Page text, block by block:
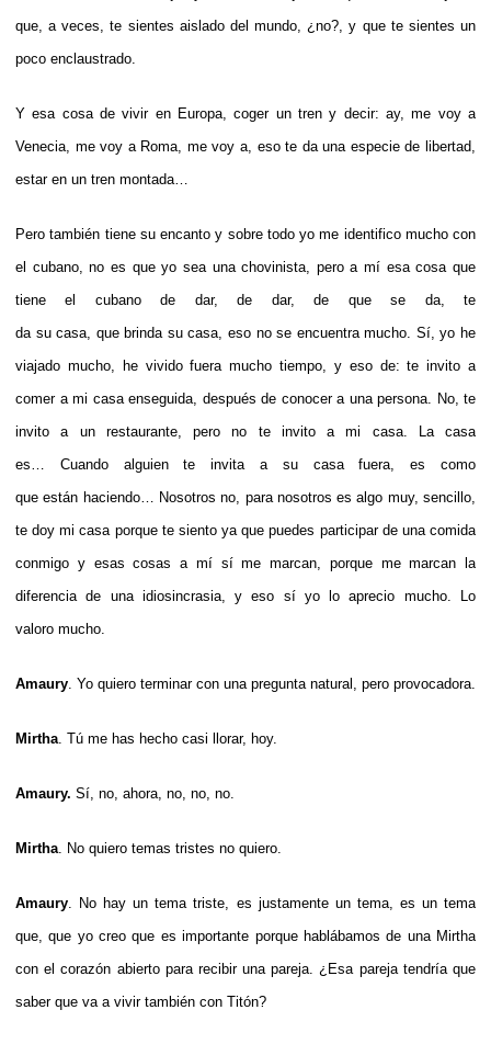
que, a veces, te sientes aislado del mundo, ¿no?, y que te sientes un
poco enclaustrado.
Y esa cosa de vivir en Europa, coger un tren y decir: ay, me voy a
Venecia, me voy a Roma, me voy a, eso te da una especie de libertad,
estar en un tren montada…
Pero también tiene su encanto y sobre todo yo me identifico mucho con
el cubano, no es que yo sea una chovinista, pero a mí esa cosa que
tiene el cubano de dar, de dar, de que se da, te
da su casa, que brinda su casa, eso no se encuentra mucho. Sí, yo he
viajado mucho, he vivido fuera mucho tiempo, y eso de: te invito a
comer a mi casa enseguida, después de conocer a una persona. No, te
invito a un restaurante, pero no te invito a mi casa. La casa
es… Cuando alguien te invita a su casa fuera, es como
que están haciendo… Nosotros no, para nosotros es algo muy, sencillo,
te doy mi casa porque te siento ya que puedes participar de una comida
conmigo y esas cosas a mí sí me marcan, porque me marcan la
diferencia de una idiosincrasia, y eso sí yo lo aprecio mucho. Lo
valoro mucho.
Amaury . Yo quiero terminar con una pregunta natural, pero provocadora.
Mirtha . Tú me has hecho casi llorar, hoy.
Amaury. Sí, no, ahora, no, no, no.
Mirtha . No quiero temas tristes no quiero.
Amaury . No hay un tema triste, es justamente un tema, es un tema
que, que yo creo que es importante porque hablábamos de una Mirtha
con el corazón abierto para recibir una pareja. ¿Esa pareja tendría que
saber que va a vivir también con Titón?